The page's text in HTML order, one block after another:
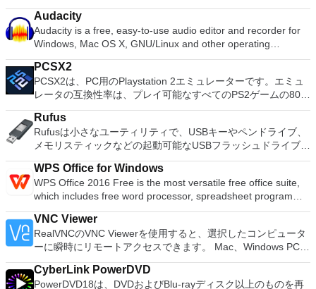
ーションおよびディスク管理ユーティリティです。パーティシ
ョンの拡張（特にシステムドライブ用）、ディスク領域の管
理、MBRおよびGUIDパーティションテーブル（GPT）ディス
クのディスク領域不足の問題の解決を可能にします。 パーテ
ィションのサイズ変更/移動システムドライブを拡張するディ
スクとパーティションをコピーパーティションをマージ分割パ
ーティション空き領域を再分配するダイナミックディスクの変
換パーティションを回復する
Audacity
Audacity is a free, easy-to-use audio editor and recorder for
Windows, Mac OS X, GNU/Linux and other operating
systems. You can use Audacity to: Record live audio. Convert
tapes and records into digital recordings or CDs. Edit Ogg
Vorbis, MP3, WAV or AIFF sound files. Cut, copy, splice or mix
sounds together. Change the speed or pitch of a recording.
Add new effects with LADSPA plug-ins. And more!
PCSX2
PCSX2は、PC用のPlaystation 2エミュレーターです。エミュ
レータの互換性率は、プレイ可能なすべてのPS2ゲームの80％
以上を誇っています。かなり強力なコンピューターを所有して
いる場合、PCSX2は優れたエミュレーターです。また、この
アプリケーションはローエンドコンピューターのサポートも提
供するため、Playstation 2コンソールのすべての所有者は、
PCで動作するゲームを見ることができます。 PCSX2エミュレ
ーターを使用すると、PS2コントローラーを使用して、本物の
プレイステーション体験をシミュレートできます。このアプリ
ケーションでは、ディスクからゲームを直接実行することも、
ハードドライブからISOイメージとして実行することもできま
す。 主な機能は次のとおりです。 Savestates：ボタンを1つ
押すだけで、ゲームの現在の「状態」を保存できます。 無制
限のメモリーカード：好きなだけメモリーカードを保存でき、
8MBから64MBまでの単一の物理カードに制限されなくなりま
した。 高解像度グラフィックス：PCSX2を使用すると、
Rufus
Rufusは小さなユーティリティで、USBキーやペンドライブ、
メモリスティックなどの起動可能なUSBフラッシュドライブを
フォーマットおよび作成できます。 Rufusは、次のシナリオで
役立ちます。 Windows、Linux、およびUEFI用の起動可能な
ISOからUSBインストールメディアを作成する必要がある場
合。 OSがインストールされていないシステムで作業する必要
がある場合。 BIOSまたはその他のファームウェアをDOSから
フラッシュする必要がある場合。 低レベルのユーティリティ
を実行する必要がある場合。 Rufusは次の* ISOで動作しま
す：Arch Linux、Archbang、BartPE / pebuilder、CentOS、
Damn Small Linux、Fedora、FreeDOS、Gentoo、
gNewSense、Hiren&#39;s Boot CD、LiveXP、Knoppix、
WPS Office for Windows
WPS Office 2016 Free is the most versatile free office suite,
which includes free word processor, spreadsheet program
and presentation maker. With these three programs you will
easily be able to deal with any office related tasks. WPS
Office 2016 Free has multiple language support for English,
French, German, Spanish, Portuguese,Russian and Polish
languages. To switch between languages requires only a
single click! Despite being a free suite, WPS Office comes
VNC Viewer
RealVNCのVNC Viewerを使用すると、選択したコンピュータ
ーに瞬時にリモートアクセスできます。 Mac、Windows PC、
またはLinuxマシン、世界中のどこからでも。 VNC Viewerを
使用すると、コンピューターのデスクトップを表示したり、コ
CyberLink PowerDVD
PowerDVD18は、DVDおよびBlu-rayディスク以上のものを再